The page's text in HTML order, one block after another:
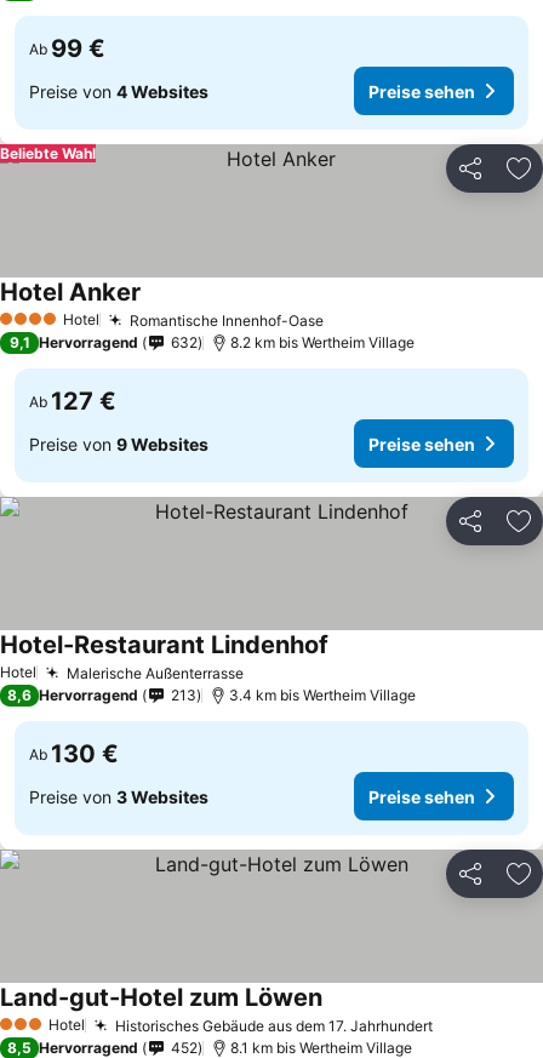
Ab 99 €
Preise von 4 Websites Preise sehen
Teilen
Beliebte Wahl
4 Sterne Hotel Romantische Innenhof-Oase
Hotel Anker
9,1 Hervorragend 632 8.2 km bis Wertheim Village
Ab 127 €
Preise von 9 Websites Preise sehen
Teilen
Hotel Malerische Außenterrasse
Hotel-Restaurant Lindenhof
8,6 Hervorragend 213 3.4 km bis Wertheim Village
Ab 130 €
Preise von 3 Websites Preise sehen
Teilen
3 SterneHotel Historisches Gebäude aus dem 17. Jahrhundert
Land-gut-Hotel zum Löwen
8,5 Hervorragend 452 8.1 km bis Wertheim Village